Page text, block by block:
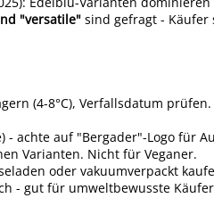
"versatile" sind gefragt - Käufer
(4-8°C), Verfallsdatum
- achte auf "Bergader"-Logo für
Varianten. Nicht für Veganer.
oder vakuumverpackt
- gut für umweltbewusste